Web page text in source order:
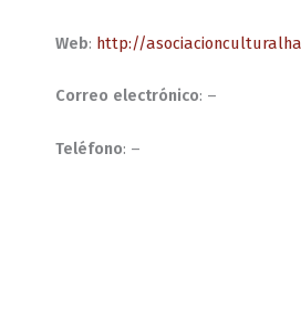
Web: http://
Correo electrónico: –
Teléfono: –